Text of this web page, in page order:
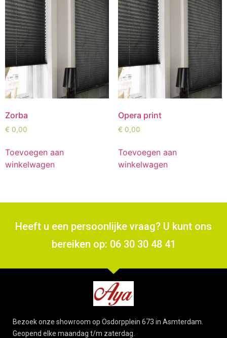
Zorba
€ 0,00
Toevoegen aan
winkelwagen
Opera print
€ 0,00
Toevoegen aan
winkelwagen
Heeft u een persoonlijke vraag? U kunt ons
bereiken op: 06 30 30 48 41
Bezoek onze showroom op Osdorpplein 673 in Asmterdam.
Geopend elke maandag t/m zaterdag.